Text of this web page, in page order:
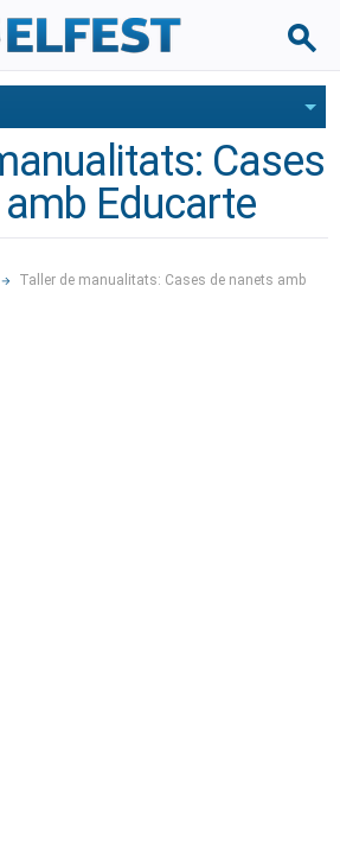
Cases
Educarte
Taller de manualitats: Cases de nanets amb